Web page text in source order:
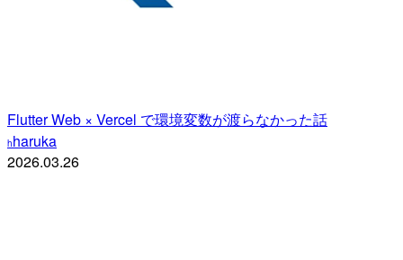
Flutter Web × Vercel で環境変数が渡らなかった話
hharuka
2026.03.26